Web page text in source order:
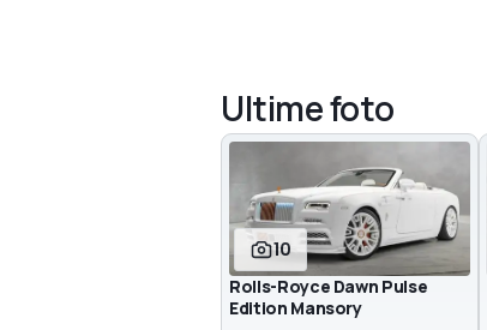
Ultime foto
10
Rolls-Royce Dawn Pulse
Edition Mansory